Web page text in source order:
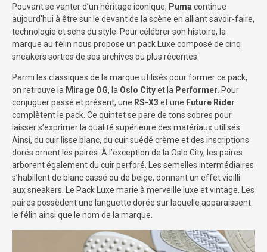
Pouvant se vanter d’un héritage iconique, Puma continue
aujourd’hui à être sur le devant de la scène en alliant savoir-faire,
technologie et sens du style. Pour célébrer son histoire, la
marque au félin nous propose un pack Luxe composé de cinq
sneakers sorties de ses archives ou plus récentes.
Parmi les classiques de la marque utilisés pour former ce pack,
on retrouve la Mirage OG, la Oslo Cityet la Performer . Pour
conjuguer passé et présent, une RS-X3 et une Future Rider
complètent le pack. Ce quintet se pare de tons sobres pour
laisser s’exprimer la qualité supérieure des matériaux utilisés.
Ainsi, du cuir lisse blanc, du cuir suédé crème et des inscriptions
dorés ornent les paires. À l’exception de la Oslo City, les paires
arborent également du cuir perforé. Les semelles intermédiaires
s’habillent de blanc cassé ou de beige, donnant un effet vieilli
aux sneakers. Le Pack Luxe marie à merveille luxe et vintage. Les
paires possèdent une languette dorée sur laquelle apparaissent
le félin ainsi que le nom de la marque.